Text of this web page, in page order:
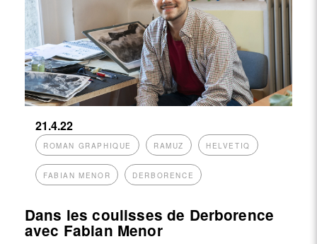
21.4.22
ROMAN GRAPHIQUE RAMUZ HELVETIQ
FABIAN MENOR DERBORENCE
Dans les coulisses de Derborence
avec Fabian Menor